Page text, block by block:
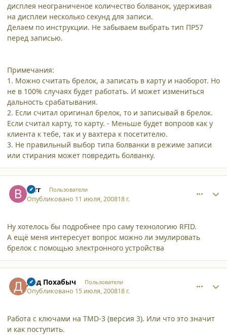
дисплея неограниченое количество болванок, удерживая
на дисплеи несколько секунд для записи.
Делаем по инструкции. Не забываем выбрать тип ПР57
перед записью.
Примечания:
1. Можно считать брелок, а записать в карту и наоборот. Но
не в 100% случаях будет работать. И может измениться
дальность срабатывания.
2. Если считал оригинал брелок, то и записывай в брелок.
Если считал карту, то карту. - Меньше будет вопроов как у
клиента к тебе, так и у вахтера к посетителю.
3. Не правильный выбор типа болванки в режиме записи
или стирания может повредить болванку.
Brrr Пользователи
Опубликовано 11 июля, 200818 г.
Ну хотелось бы подробнее про саму технологию RFID.
А ещё меня интересует вопрос можно ли эмулировать
брелок с помощью электронного устройства
Дед Похабыч Пользователи
Опубликовано 15 июля, 200818 г.
Работа с ключами на TMD-3 (версия 3). Или что это значит
и как поступить.